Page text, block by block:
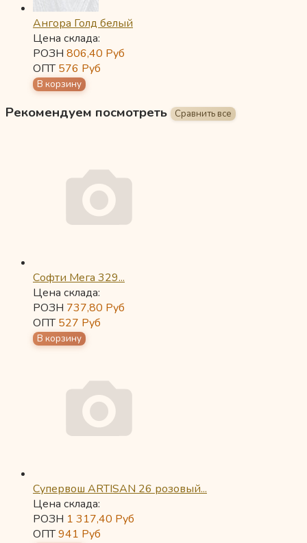
Ангора Голд белый
Цена склада:
РОЗН 806,40 Руб
ОПТ576 Руб
Рекомендуем посмотреть
Софти Мега 329...
Цена склада:
РОЗН 737,80 Руб
ОПТ527 Руб
Супервош ARTISAN 26 розовый...
Цена склада:
РОЗН 1 317,40 Руб
ОПТ941 Руб